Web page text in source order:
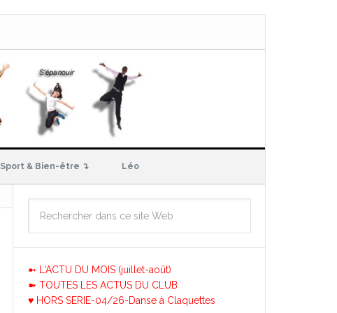
Sport & Bien-être ↴ Léo
➼ L'ACTU DU MOIS (juillet-août)
➽ TOUTES LES ACTUS DU CLUB
♥ HORS SERIE-04/26-Danse à Claquettes